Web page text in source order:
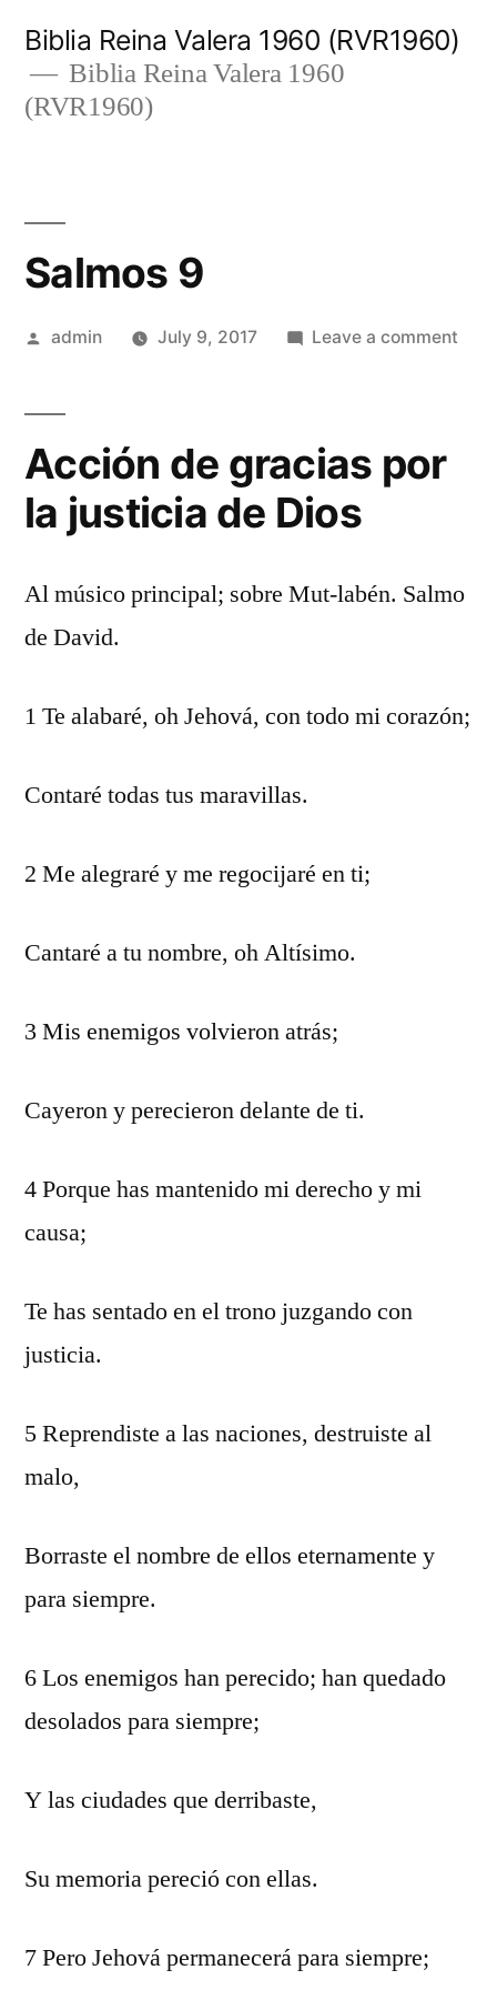
content
Biblia Reina Valera 1960 (RVR1960)
Biblia Reina Valera 1960
(RVR1960)
Salmos 9
Posted
admin July 9, 2017 Leave a comment
Acción de gracias por
la justicia de Dios
Al músico principal; sobre Mut-labén. Salmo
de David.
1 Te alabaré, oh Jehová, con todo mi corazón;
Contaré todas tus maravillas.
2 Me alegraré y me regocijaré en ti;
Cantaré a tu nombre, oh Altísimo.
3 Mis enemigos volvieron atrás;
Cayeron y perecieron delante de ti.
4 Porque has mantenido mi derecho y mi
causa;
Te has sentado en el trono juzgando con
justicia.
5 Reprendiste a las naciones, destruiste al
malo,
Borraste el nombre de ellos eternamente y
para siempre.
6 Los enemigos han perecido; han quedado
desolados para siempre;
Y las ciudades que derribaste,
Su memoria pereció con ellas.
7 Pero Jehová permanecerá para siempre;